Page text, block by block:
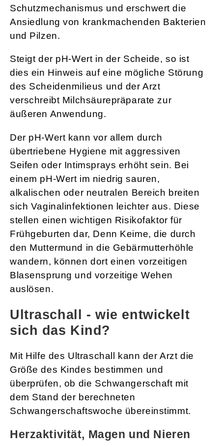
Schutzmechanismus und erschwert die
Ansiedlung von krankmachenden Bakterien
und Pilzen.
Steigt der pH-Wert in der Scheide, so ist
dies ein Hinweis auf eine mögliche Störung
des Scheidenmilieus und der Arzt
verschreibt Milchsäurepräparate zur
äußeren Anwendung.
Der pH-Wert kann vor allem durch
übertriebene Hygiene mit aggressiven
Seifen oder Intimsprays erhöht sein. Bei
einem pH-Wert im niedrig sauren,
alkalischen oder neutralen Bereich breiten
sich Vaginalinfektionen leichter aus. Diese
stellen einen wichtigen Risikofaktor für
Frühgeburten dar, Denn Keime, die durch
den Muttermund in die Gebärmutterhöhle
wandern, können dort einen vorzeitigen
Blasensprung und vorzeitige Wehen
auslösen.
Ultraschall - wie entwickelt
sich das Kind?
Mit Hilfe des Ultraschall kann der Arzt die
Größe des Kindes bestimmen und
überprüfen, ob die Schwangerschaft mit
dem Stand der berechneten
Schwangerschaftswoche übereinstimmt.
Herzaktivität, Magen und Nieren